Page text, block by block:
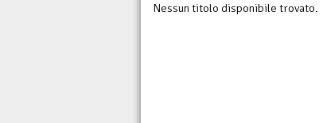
Nessun titolo disponibile trovato.